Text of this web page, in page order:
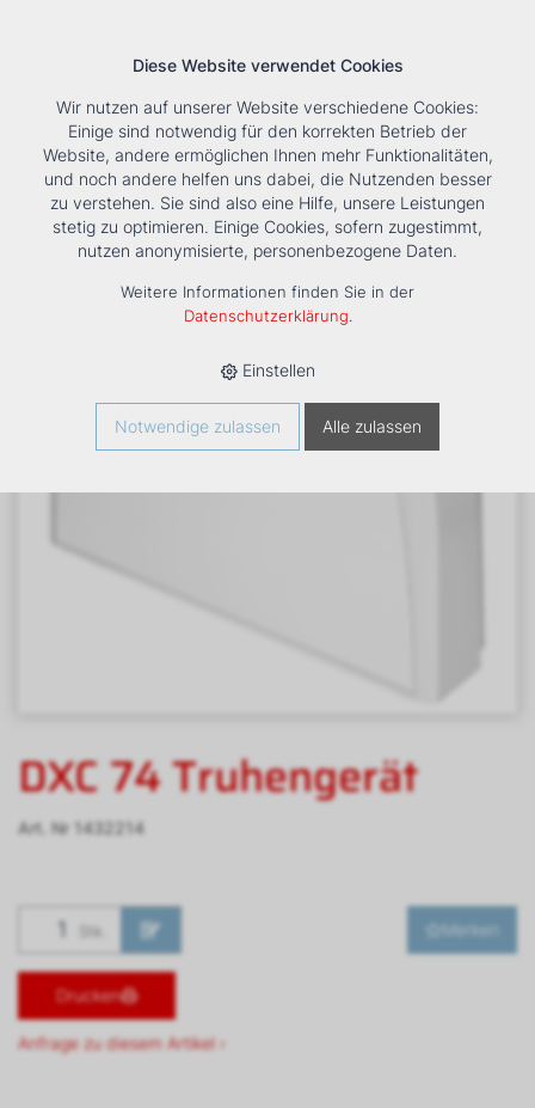
Tools Unternehmen Karriere KontaktSuche
HOME › PRODUKTE › KÄLTE/KLIMA › FANCOILS › DXC 74
TRUHENGERÄT
DXC 74 Truhengerät
Art. Nr 1432214
Stk. Merken
Drucken
Anfrage zu diesem Artikel ›
Diese Website verwendet Cookies
Wir nutzen auf unserer Website verschiedene Cookies:
Einige sind notwendig für den korrekten Betrieb der
Website, andere ermöglichen Ihnen mehr Funktionalitäten,
und noch andere helfen uns dabei, die Nutzenden besser
zu verstehen. Sie sind also eine Hilfe, unsere Leistungen
stetig zu optimieren. Einige Cookies, sofern zugestimmt,
nutzen anonymisierte, personenbezogene Daten.
Weitere Informationen finden Sie in der
Datenschutzerklärung.
Einstellen
Notwendige zulassen Alle zulassen